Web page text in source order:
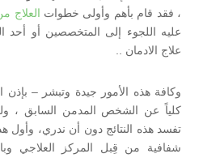
، فقد قام بأهم وأولى خطوات العلاج
عليه اللجوء إلى المتخصصين أو أحد
علاج الادمان ..
وكافة هذه الأمور جيدة وتبشر – بإذن
كلياً عن الشخص المدمن السابق ،
تفسد هذه النتائج دون أن ندري، وأول
شفافية من قِبل المركز العلاجي